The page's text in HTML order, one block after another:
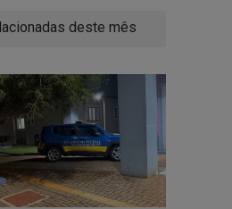
deste mês